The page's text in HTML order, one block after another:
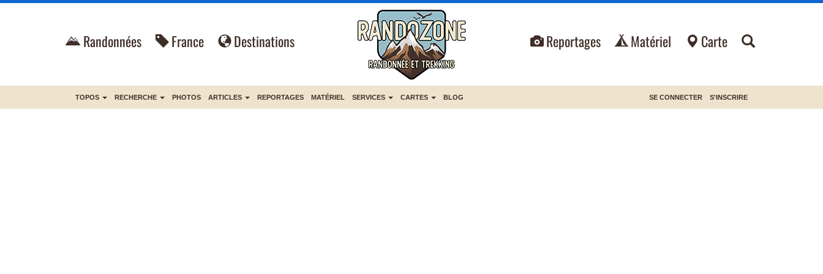
Randonnées France Destinations Reportages Matériel Carte
TOPOS RECHERCHE PHOTOS ARTICLES REPORTAGES MATÉRIEL SERVICES CARTES BLOG SE CONNECTER S'INSCRIRE